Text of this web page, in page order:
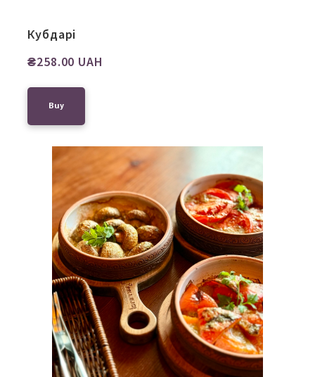
Кубдарі
₴258.00 UAH
Buy